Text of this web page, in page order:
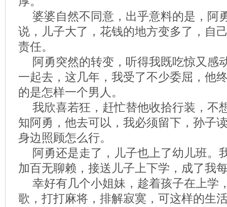
婆婆自然不同意，出乎意料的是，阿
说，儿子大了，花钱的地方变多了，自
责任。
阿勇突然的转变，听得我既吃惊又感
一起去，这几年，我受了不少委屈，他
的是怎样一个男人。
我欣喜若狂，赶忙替他收拾行装，不
知阿勇，他去可以，我必须留下，孙子
身边照顾怎么行。
阿勇还是走了，儿子也上了幼儿班。
加百无聊赖，接送儿子上下学，成了我
幸好有几个小姐妹，趁着孩子在上学
歌，打打麻将，排解寂寞，可这样的生